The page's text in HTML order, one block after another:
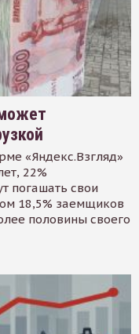
«Яндекс.Взгляд»
22%
погашать свои
18,5% заемщиков
половины своего